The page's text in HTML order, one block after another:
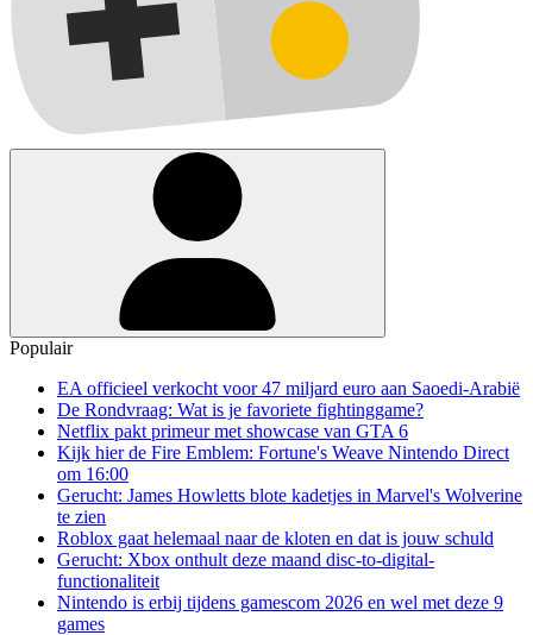
Populair
EA officieel verkocht voor 47 miljard euro aan Saoedi-Arabië
De Rondvraag: Wat is je favoriete fightinggame?
Netflix pakt primeur met showcase van GTA 6
Kijk hier de Fire Emblem: Fortune's Weave Nintendo Direct
om 16:00
Gerucht: James Howletts blote kadetjes in Marvel's Wolverine
te zien
Roblox gaat helemaal naar de kloten en dat is jouw schuld
Gerucht: Xbox onthult deze maand disc-to-digital-
functionaliteit
Nintendo is erbij tijdens gamescom 2026 en wel met deze 9
games